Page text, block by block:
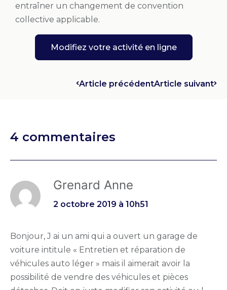
entraîner un changement de convention
collective applicable.
Modifiez votre activité en ligne
Article précédentArticle suivant
4 commentaires
Grenard Anne
2 octobre 2019 à 10h51
Bonjour, J ai un ami qui a ouvert un garage de
voiture intitule « Entretien et réparation de
véhicules auto léger » mais il aimerait avoir la
possibilité de vendre des véhicules et pièces